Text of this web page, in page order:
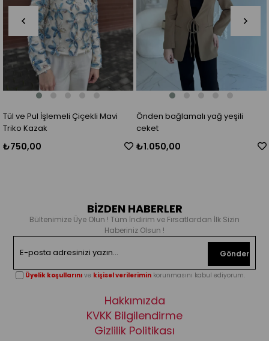
Tül ve Pul İşlemeli Çiçekli Mavi
Triko Kazak
₺750,00
Önden bağlamalı yağ yeşili
ceket
₺1.050,00
BİZDEN HABERLER
Bültenimize Üye Olun ! Tüm İndirim ve Fırsatlardan İlk Sizin
Haberiniz Olsun !
Gönder
Üyelik koşullarını ve kişisel verilerimin korunmasını kabul ediyorum.
Hakkımızda
KVKK Bilgilendirme
Gizlilik Politikası